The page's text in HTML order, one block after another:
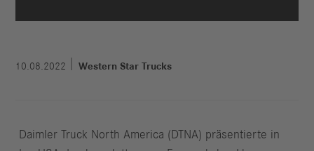
10.08.2022 Western Star Trucks
Daimler Truck North America (DTNA) präsentierte in